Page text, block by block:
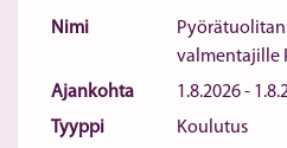
JA
PERUTTU
Nimi
valmentajille
Ajankohta
1.8.2026 -
Tyyppi
Koulutus